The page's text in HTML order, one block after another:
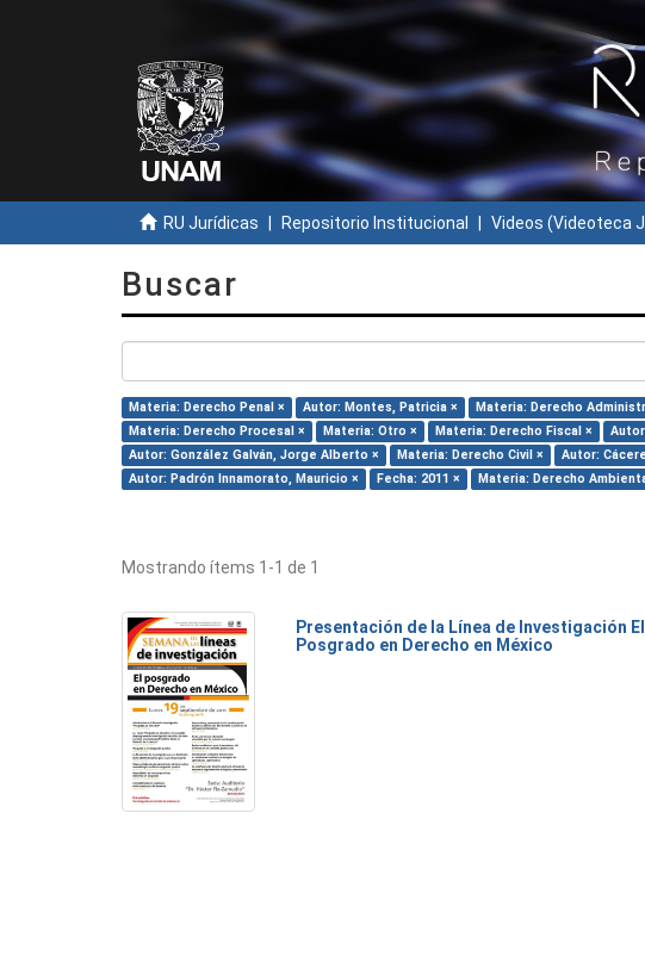
RU Jurídicas Repositorio Institucional Videos (Videoteca
Buscar
Materia: Derecho Penal × Autor: Montes, Patricia × Materia: Derecho
Materia: Derecho Procesal ×
Materia: Otro × Materia: Derecho Fiscal ×
Autor: González Galván, Jorge Alberto ×
Materia: Derecho Civil × Autor:
Autor: Padrón Innamorato, Mauricio ×
Fecha: 2011 × Materia: Derecho
Mostrando ítems 1-1 de 1
Presentación de la Línea de Investigación El
Posgrado en Derecho en México